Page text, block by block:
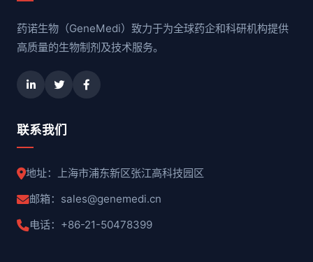
药诺生物（GeneMedi）致力于为全球药企和科研机构提供
高质量的生物制剂及技术服务。
联系我们
地址：上海市浦东新区张江高科技园区
邮箱：sales@genemedi.cn
电话：+86-21-50478399